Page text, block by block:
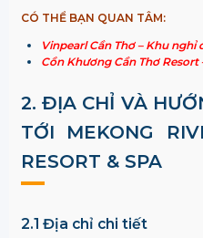
CÓ THỂ BẠN QUAN TÂM:
Vinpearl Cần Thơ – Khu nghỉ
Cồn Khương Cần Thơ
2. ĐỊA CHỈ VÀ
TỚI MEKONG
RESORT & SPA
2.1 Địa chỉ chi tiết